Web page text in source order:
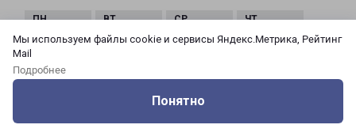
Мы используем файлы cookie и сервисы Яндекс.Метрика, Рейтинг
Mail
Подробнее
Понятно
с 10:00 до
с 10:00 до
с 10:00 до
с 10:00 до